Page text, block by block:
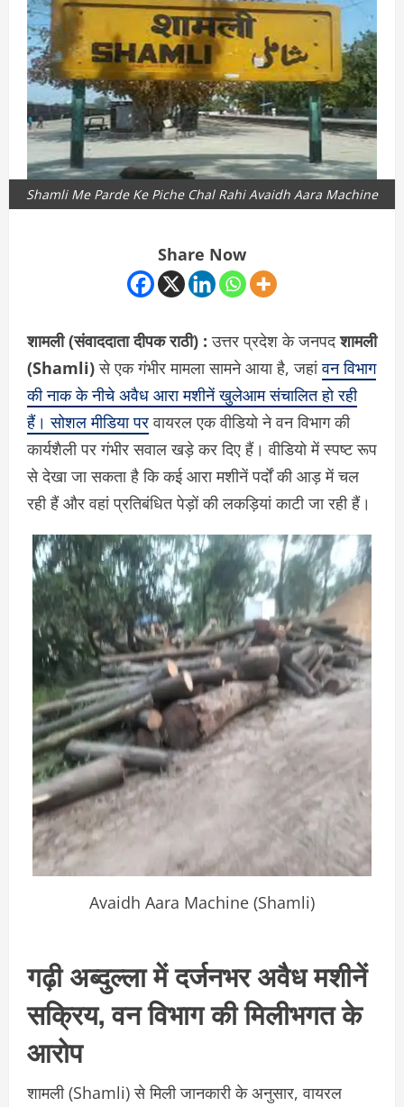
Shamli Me Parde Ke Piche Chal Rahi Avaidh Aara Machine
Share Now
शामली (संवाददाता दीपक राठी) :उत्तर प्रदेश के जनपदशामली
(Shamli)से एक गंभीर मामला सामने आया है, जहांवन विभाग
की नाक के नीचे अवैध आरा मशीनें खुलेआम संचालित हो रही
हैं। सोशल मीडिया परवायरल एक वीडियो ने वन विभाग की
कार्यशैली पर गंभीर सवाल खड़े कर दिए हैं। वीडियो में स्पष्ट रूप
से देखा जा सकता है कि कई आरा मशीनें पर्दों की आड़ में चल
रही हैं और वहां प्रतिबंधित पेड़ों की लकड़ियां काटी जा रही हैं।
Avaidh Aara Machine (Shamli)
गढ़ी अब्दुल्ला में दर्जनभर अवैध मशीनें
सक्रिय, वन विभाग की मिलीभगत के
आरोप
शामली (Shamli) से मिली जानकारी के अनुसार, वायरल